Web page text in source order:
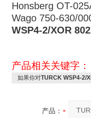
Honsberg OT-
Wago 750-630/
WSP4-2/XOR
产品相关关键字
如果你对TURCK WSP4-2/
产品：